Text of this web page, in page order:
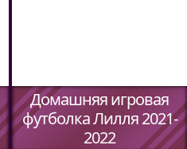
Домашняя игровая
футболка Лилля 2021-
2022